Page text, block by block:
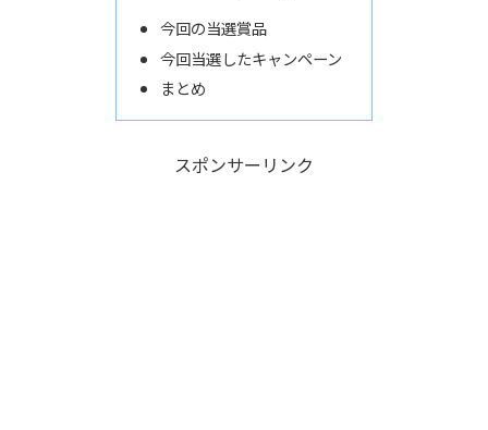
今回の当選賞品
今回当選したキャンペーン
まとめ
スポンサーリンク